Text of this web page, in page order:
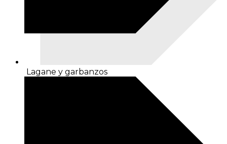
Lagane y garbanzos